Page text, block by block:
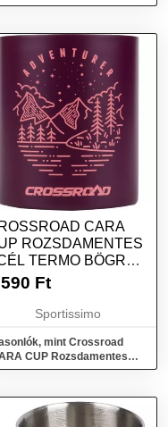
CARA
ROZSDAMENTES
TERMO BÖGRE,
MÉRET
Ft
Sportissimo
mint Crossroad
CUP Rozsdamentes
termo bögre, piros, méret